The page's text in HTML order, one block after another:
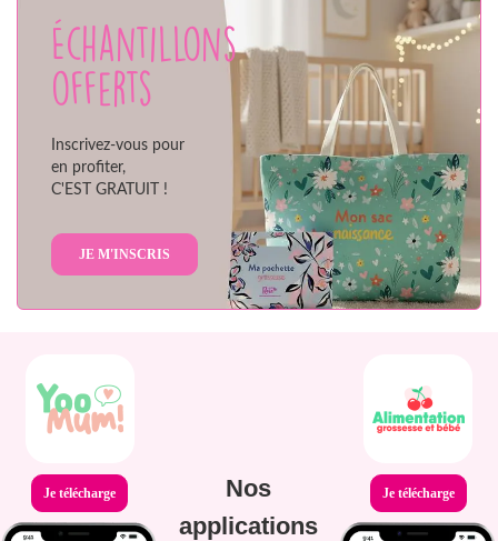
Échantillons
offerts
Inscrivez-vous pour
en profiter,
C'EST GRATUIT !
JE M'INSCRIS
Je télécharge
Nos
applications
Je télécharge